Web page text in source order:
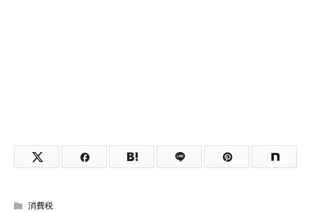
消費税